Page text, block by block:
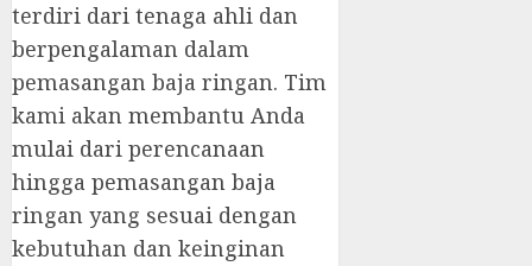
terdiri dari tenaga ahli dan
berpengalaman dalam
pemasangan baja ringan. Tim
kami akan membantu Anda
mulai dari perencanaan
hingga pemasangan baja
ringan yang sesuai dengan
kebutuhan dan keinginan